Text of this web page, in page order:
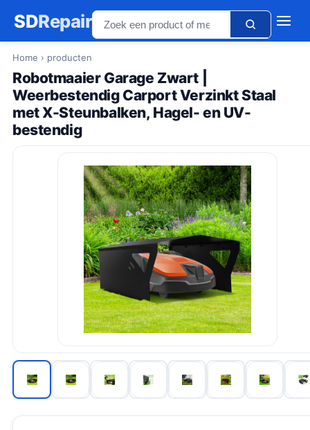
SDRepair
Home › producten
Robotmaaier Garage Zwart |
Weerbestendig Carport Verzinkt Staal
met X-Steunbalken, Hagel- en UV-
bestendig